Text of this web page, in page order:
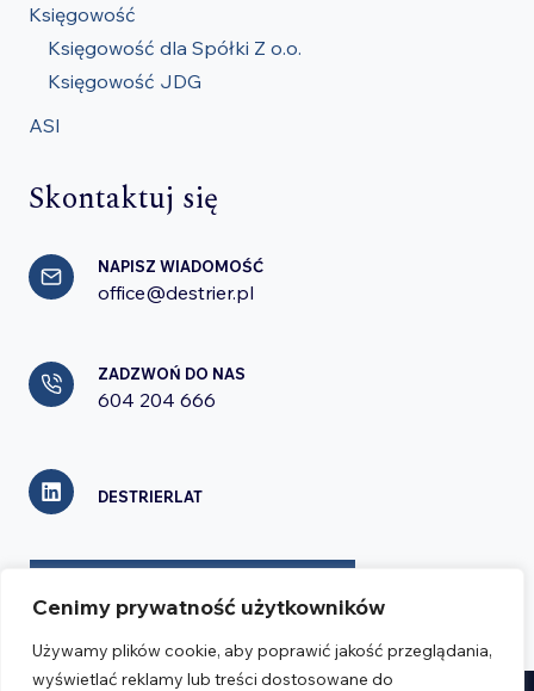
Cenimy prywatność użytkowników
Używamy plików cookie, aby poprawić jakość przeglądania,
wyświetlać reklamy lub treści dostosowane do
Księgowość
Księgowość dla Spółki Z o.o.
Księgowość JDG
ASI
Skontaktuj się
NAPISZ WIADOMOŚĆ
office@destrier.pl
ZADZWOŃ DO NAS
604 204 666
DESTRIERLAT
FORMULARZ KONTAKTOWY